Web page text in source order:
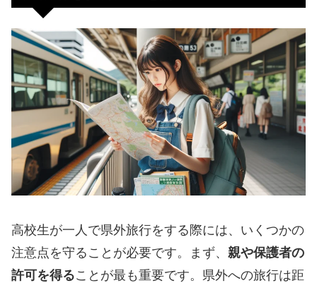
高校生が一人で県外旅行をする際には、いくつかの
注意点を守ることが必要です。まず、 親や保護者の
許可を得ることが最も重要です。県外への旅行は距